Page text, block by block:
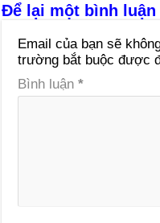
Để lại một bình luận
Email của bạn sẽ
trường bắt buộc được
Bình luận*